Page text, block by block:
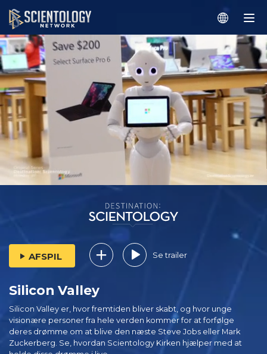
AFSPIL Se trailer
Silicon Valley
Silicon Valley er, hvor fremtiden bliver skabt, og hvor unge
visionære personer fra hele verden kommer for at forfølge
deres drømme om at blive den næste Steve Jobs eller Mark
Zuckerberg. Se, hvordan Scientology Kirken hjælper med at